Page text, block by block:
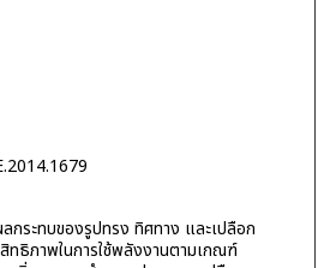
กระทบของรูปทรง ทิศทาง และเปลือก
ทธิภาพในการใช้พลังงานตามเกณฑ์